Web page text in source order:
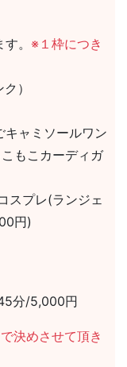
。 ※１枠につき
）
キャミソールワン
もこカーディガ
スプレ(ランジェ
円)
分/5,000円
決めさせて頂き